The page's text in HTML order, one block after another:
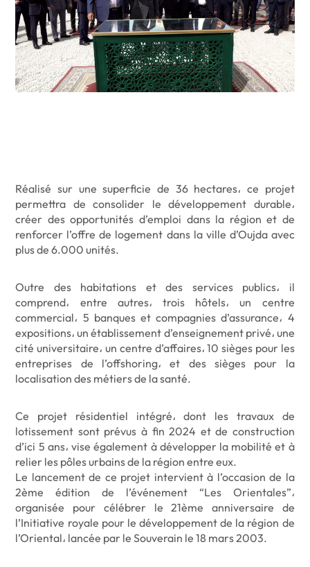
Réalisé sur une superficie de 36 hectares، ce projet
permettra de consolider le développement durable،
créer des opportunités d’emploi dans la région et de
renforcer l’offre de logement dans la ville d’Oujda avec
plus de 6.000 unités.
Outre des habitations et des services publics، il
comprend، entre autres، trois hôtels، un centre
commercial، 5 banques et compagnies d’assurance، 4
expositions، un établissement d’enseignement privé، une
cité universitaire، un centre d’affaires، 10 sièges pour les
entreprises de l’offshoring، et des sièges pour la
localisation des métiers de la santé.
Ce projet résidentiel intégré، dont les travaux de
lotissement sont prévus à fin 2024 et de construction
d’ici 5 ans، vise également à développer la mobilité et à
relier les pôles urbains de la région entre eux.
Le lancement de ce projet intervient à l’occasion de la
2ème édition de l’événement “Les Orientales”،
organisée pour célébrer le 21ème anniversaire de
l’Initiative royale pour le développement de la région de
l’Oriental، lancée par le Souverain le 18 mars 2003.